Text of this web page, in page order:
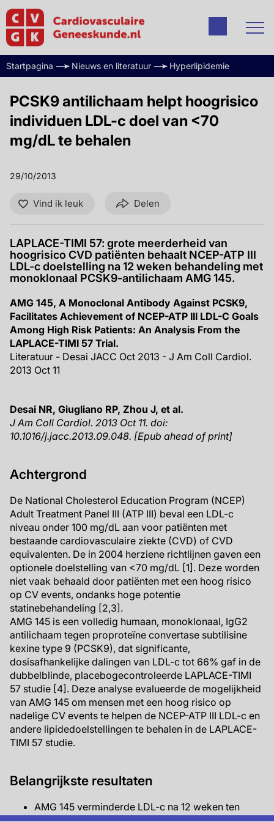
Startpagina Nieuws en literatuur Hyperlipidemie
PCSK9 antilichaam helpt hoogrisico
individuen LDL-c doel van <70
mg/dL te behalen
29/10/2013
Vind ik leuk Delen
LAPLACE-TIMI 57: grote meerderheid van
hoogrisico CVD patiënten behaalt NCEP-ATP III
LDL-c doelstelling na 12 weken behandeling met
monoklonaal PCSK9-antilichaam AMG 145.
AMG 145, A Monoclonal Antibody Against PCSK9,
Facilitates Achievement of NCEP-ATP III LDL-C Goals
Among High Risk Patients: An Analysis From the
LAPLACE-TIMI 57 Trial.
Literatuur - Desai JACC Oct 2013 - J Am Coll Cardiol.
2013 Oct 11
Desai NR, Giugliano RP, Zhou J, et al.
J Am Coll Cardiol. 2013 Oct 11. doi:
10.1016/j.jacc.2013.09.048. [Epub ahead of print]
Achtergrond
De National Cholesterol Education Program (NCEP)
Adult Treatment Panel III (ATP III) beval een LDL-c
niveau onder 100 mg/dL aan voor patiënten met
bestaande cardiovasculaire ziekte (CVD) of CVD
equivalenten. De in 2004 herziene richtlijnen gaven een
optionele doelstelling van <70 mg/dL [1]. Deze worden
niet vaak behaald door patiënten met een hoog risico
op CV events, ondanks hoge potentie
statinebehandeling [2,3].
AMG 145 is een volledig humaan, monoklonaal, IgG2
antilichaam tegen proproteïne convertase subtilisine
kexine type 9 (PCSK9), dat significante,
dosisafhankelijke dalingen van LDL-c tot 66% gaf in de
dubbelblinde, placebogecontroleerde LAPLACE-TIMI
57 studie [4]. Deze analyse evalueerde de mogelijkheid
van AMG 145 om mensen met een hoog risico op
nadelige CV events te helpen de NCEP-ATP III LDL-c en
andere lipidedoelstellingen te behalen in de LAPLACE-
TIMI 57 studie.
Belangrijkste resultaten
AMG 145 verminderde LDL-c na 12 weken ten